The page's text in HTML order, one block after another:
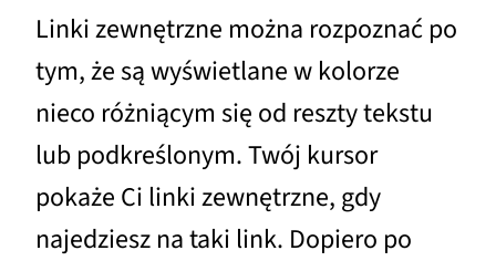
Linki zewnętrzne można rozpoznać po
tym, że są wyświetlane w kolorze
nieco różniącym się od reszty tekstu
lub podkreślonym. Twój kursor
pokaże Ci linki zewnętrzne, gdy
najedziesz na taki link. Dopiero po